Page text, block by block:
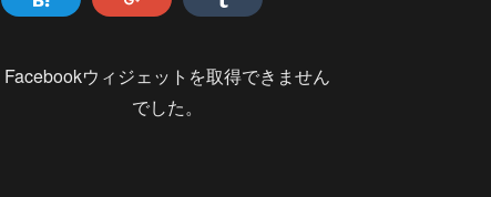
Facebookウィジェットを取得できません
でした。